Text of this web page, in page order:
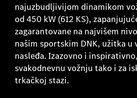
najuzbudljivijom dinamikom
od 450 kW (612 KS),
zagarantovane na najvišem
našim sportskim DNK, užitka
nasleđa. Izazovno i
svakodnevnu vožnju tako i za
trkačkoj stazi.